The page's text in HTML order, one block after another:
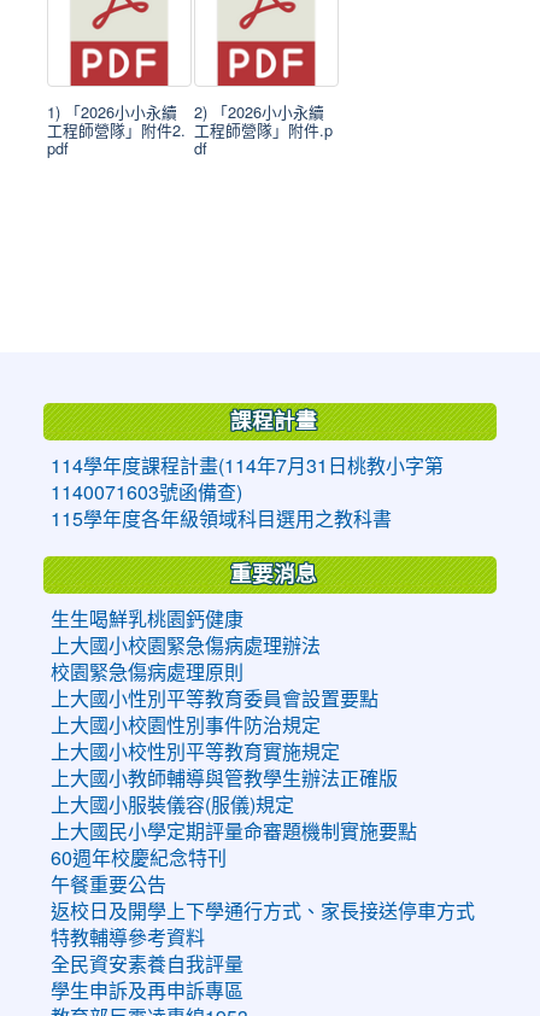
1) 「2026小小永續
工程師營隊」附件2.
pdf
2) 「2026小小永續
工程師營隊」附件.p
df
課程計畫
114學年度課程計畫(114年7月31日桃教小字第
1140071603號函備查)
115學年度各年級領域科目選用之教科書
重要消息
生生喝鮮乳桃園鈣健康
上大國小校園緊急傷病處理辦法
校園緊急傷病處理原則
上大國小性別平等教育委員會設置要點
上大國小校園性別事件防治規定
上大國小校性別平等教育實施規定
上大國小教師輔導與管教學生辦法正確版
上大國小服裝儀容(服儀)規定
上大國民小學定期評量命審題機制實施要點
60週年校慶紀念特刊
午餐重要公告
返校日及開學上下學通行方式、家長接送停車方式
特教輔導參考資料
全民資安素養自我評量
學生申訴及再申訴專區